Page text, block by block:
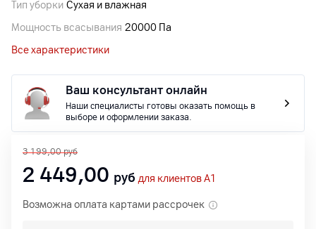
Тип уборки Сухая и влажная
Мощность всасывания 20000 Па
Все характеристики
Ваш консультант онлайн
Наши специалисты готовы оказать помощь в
выборе и оформлении заказа.
3 199,00 руб
2 449,00 руб для клиентов A1
Возможна оплата картами рассрочек